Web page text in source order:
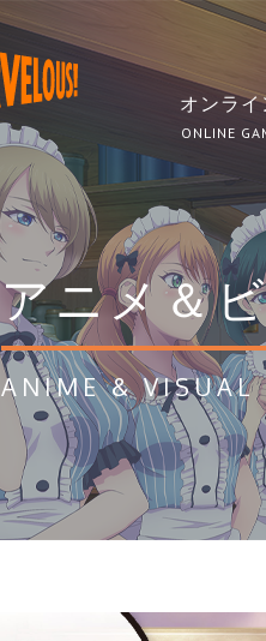
オンライ
ONLINE
アニメ＆
ANIME & VISUAL